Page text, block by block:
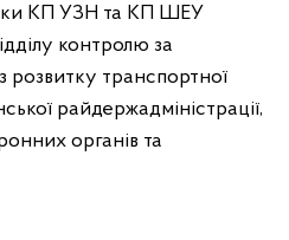
КП УЗН та КП ШЕУ
контролю за
розвитку транспортної
райдержадміністрації,
органів та